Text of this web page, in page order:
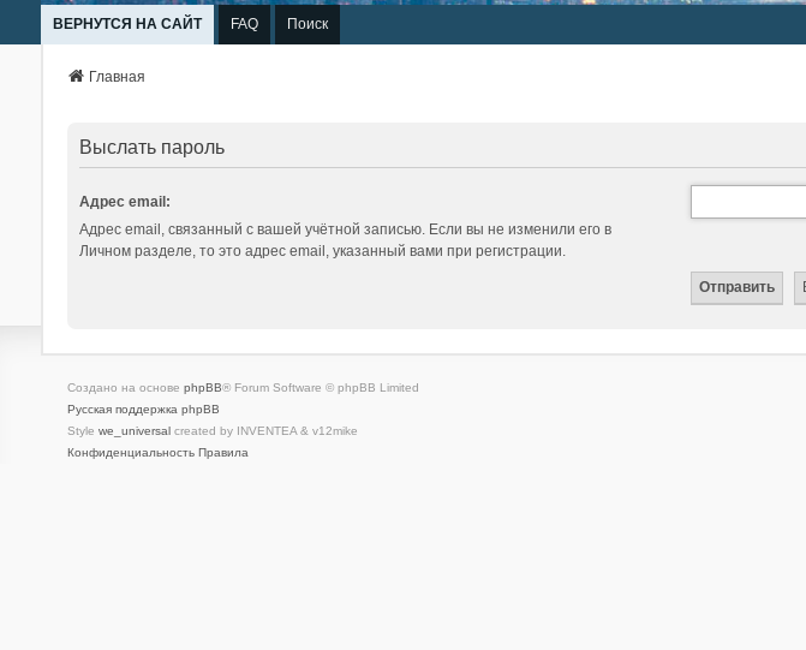
ВЕРНУТСЯ НА САЙТ FAQ Поиск
Главная
Выслать пароль
Адрес email:
Адрес email, связанный с вашей учётной записью. Если вы не изменили его в
Личном разделе, то это адрес email, указанный вами при регистрации.
Создано на основе phpBB® Forum Software © phpBB Limited
Русская поддержка phpBB
Style we_universalcreated by INVENTEA & v12mike
Конфиденциальность Правила